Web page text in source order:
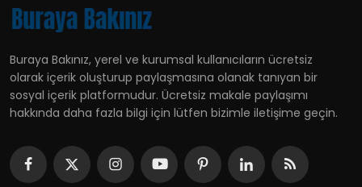
Buraya Bakınız, yerel ve kurumsal kullanıcıların ücretsiz
olarak içerik oluşturup paylaşmasına olanak tanıyan bir
sosyal içerik platformudur. Ücretsiz makale paylaşımı
hakkında daha fazla bilgi için lütfen bizimle iletişime geçin.